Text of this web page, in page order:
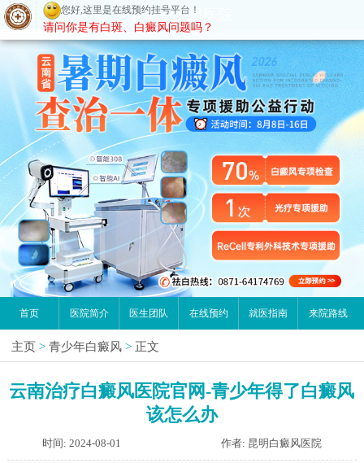
昆明白癜风医院
首页 医院简介 医生团队 在线预约 就医指南 来院路线
主页 > 青少年白癜风 > 正文
云南治疗白癜风医院官网-青少年得了白癜风
该怎么办
时间: 2024-08-01 作者: 昆明白癜风医院
您好,这里是在线预约挂号平台！
请问你是有白斑、白癜风问题吗？